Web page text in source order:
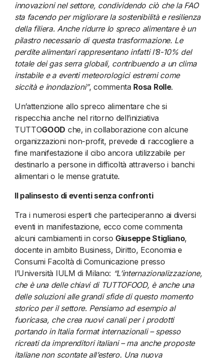
innovazioni nel settore, condividendo ciò che la FAO
sta facendo per migliorare la sostenibilità e resilienza
della filiera. Anche ridurre lo spreco alimentare è un
pilastro necessario di questa trasformazione. Le
perdite alimentari rappresentano infatti l’8-10% del
totale dei gas serra globali, contribuendo a un clima
instabile e a eventi meteorologici estremi come
siccità e inondazioni”, commenta Rosa Rolle.
Un’attenzione allo spreco alimentare che si
rispecchia anche nel ritorno dell’iniziativa
TUTTOGOOD che, in collaborazione con alcune
organizzazioni non-profit, prevede di raccogliere a
fine manifestazione il cibo ancora utilizzabile per
destinarlo a persone in difficoltà attraverso i banchi
alimentari o le mense gratuite.
Il palinsesto di eventi senza confronti
Tra i numerosi esperti che parteciperanno ai diversi
eventi in manifestazione, ecco come commenta
alcuni cambiamenti in corso Giuseppe Stigliano,
docente in ambito Business, Diritto, Economia e
Consumi Facoltà di Comunicazione presso
l’Università IULM di Milano: “L’internazionalizzazione,
che è una delle chiavi di TUTTOFOOD, è anche una
delle soluzioni alle grandi sfide di questo momento
storico per il settore. Pensiamo ad esempio al
fuoricasa, che crea nuovi canali per i prodotti
portando in Italia format internazionali – spesso
ricreati da imprenditori italiani – ma anche proposte
italiane non scontate all’estero. Una nuova